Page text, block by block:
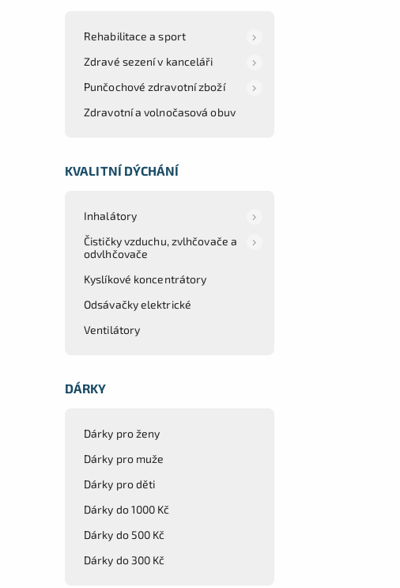
Rehabilitace a sport
Zdravé sezení v kanceláři
Punčochové zdravotní zboží
Zdravotní a volnočasová obuv
KVALITNÍ DÝCHÁNÍ
Inhalátory
Čističky vzduchu, zvlhčovače a
odvlhčovače
Kyslíkové koncentrátory
Odsávačky elektrické
Ventilátory
DÁRKY
Dárky pro ženy
Dárky pro muže
Dárky pro děti
Dárky do 1000 Kč
Dárky do 500 Kč
Dárky do 300 Kč